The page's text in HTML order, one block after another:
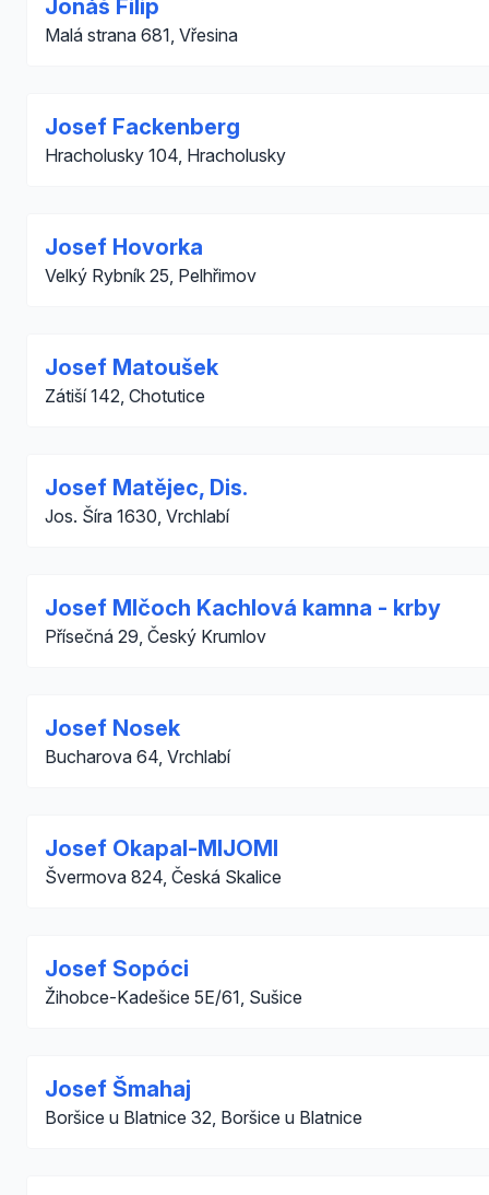
Jonáš Filip
Malá strana 681, Vřesina
Josef Fackenberg
Hracholusky 104, Hracholusky
Josef Hovorka
Velký Rybník 25, Pelhřimov
Josef Matoušek
Zátiší 142, Chotutice
Josef Matějec, Dis.
Jos. Šíra 1630, Vrchlabí
Josef Mlčoch Kachlová kamna - krby
Přísečná 29, Český Krumlov
Josef Nosek
Bucharova 64, Vrchlabí
Josef Okapal-MIJOMI
Švermova 824, Česká Skalice
Josef Sopóci
Žihobce-Kadešice 5E/61, Sušice
Josef Šmahaj
Boršice u Blatnice 32, Boršice u Blatnice